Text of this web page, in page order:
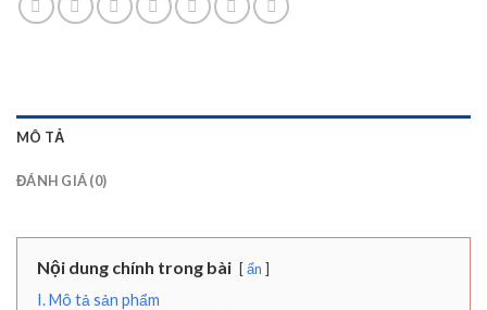
MÔ TẢ
ĐÁNH GIÁ (0)
Nội dung chính trong bài ẩn
I. Mô tả sản phẩm